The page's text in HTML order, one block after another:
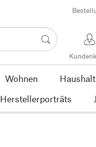
Wohnen Haushalt
Herstellerporträts